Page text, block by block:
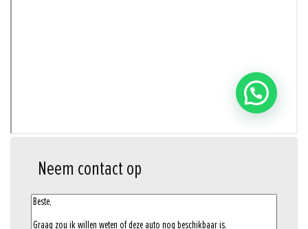
Neem contact op
opmerkingen(Vereist)